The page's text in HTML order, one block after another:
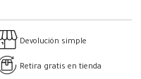
Devolución simple
Retira gratis en tienda